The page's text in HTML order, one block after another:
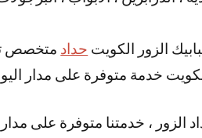
الزور الكويت حداد متخصص
خدمة متوفرة على مدار